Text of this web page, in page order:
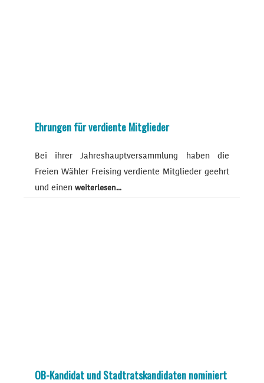
Ehrungen für verdiente Mitglieder
Bei ihrer Jahreshauptversammlung haben die
Freien Wähler Freising verdiente Mitglieder geehrt
und einen weiterlesen...
OB-Kandidat und Stadtratskandidaten nominiert